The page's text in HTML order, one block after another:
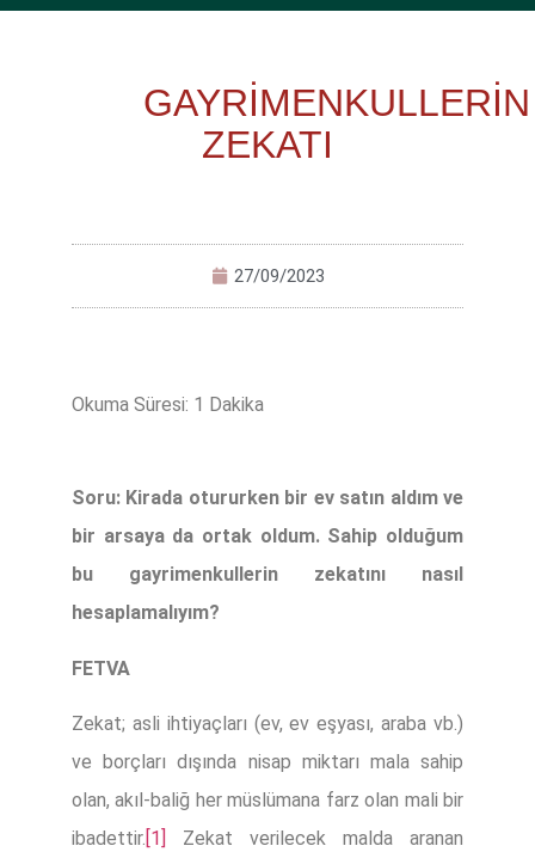
GAYRİMENKULLERİN
ZEKATI
27/09/2023
Soru: Kirada otururken bir ev satın aldım ve
bir arsaya da ortak oldum. Sahip olduğum
bu gayrimenkullerin zekatını nasıl
hesaplamalıyım?
FETVA
Zekat; asli ihtiyaçları (ev, ev eşyası, araba vb.)
ve borçları dışında nisap miktarı mala sahip
olan, akıl-baliğ her müslümana farz olan mali bir
ibadettir. [1]
Zekat verilecek malda aranan